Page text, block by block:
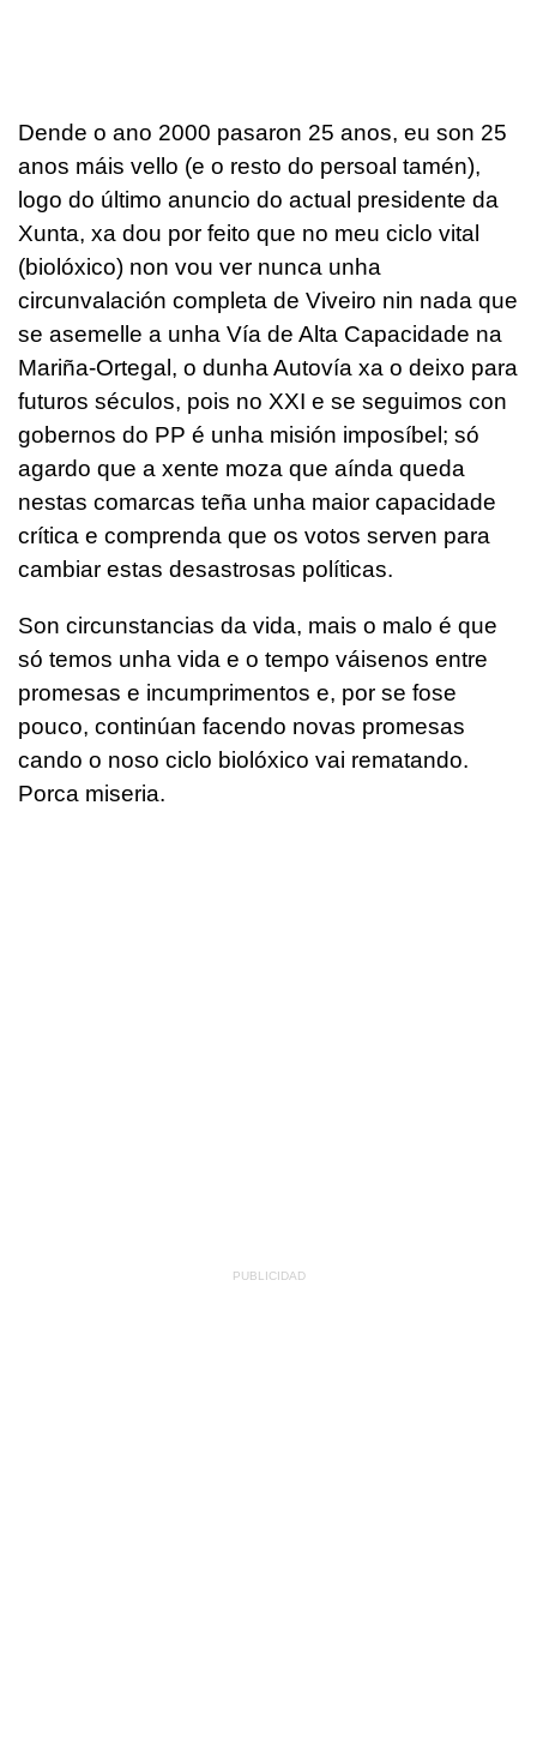
Dende o ano 2000 pasaron 25 anos, eu son 25
anos máis vello (e o resto do persoal tamén),
logo do último anuncio do actual presidente da
Xunta, xa dou por feito que no meu ciclo vital
(biolóxico) non vou ver nunca unha
circunvalación completa de Viveiro nin nada que
se asemelle a unha Vía de Alta Capacidade na
Mariña-Ortegal, o dunha Autovía xa o deixo para
futuros séculos, pois no XXI e se seguimos con
gobernos do PP é unha misión imposíbel; só
agardo que a xente moza que aínda queda
nestas comarcas teña unha maior capacidade
crítica e comprenda que os votos serven para
cambiar estas desastrosas políticas.
Son circunstancias da vida, mais o malo é que
só temos unha vida e o tempo váisenos entre
promesas e incumprimentos e, por se fose
pouco, continúan facendo novas promesas
cando o noso ciclo biolóxico vai rematando.
Porca miseria.